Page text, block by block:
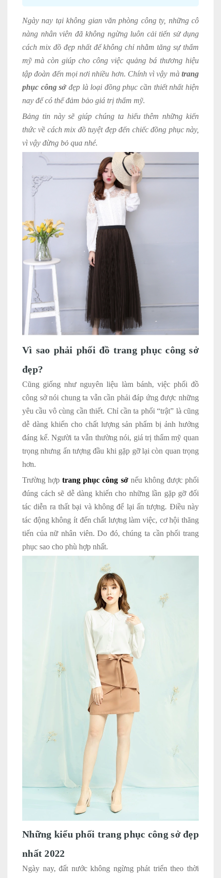
Ngày nay tại không gian văn phòng công ty, những cô
nàng nhân viên đã không ngừng luôn cải tiến sử dụng
cách mix đồ đẹp nhất để không chỉ nhằm tăng sự thẩm
mỹ mà còn giúp cho công việc quảng bá thương hiệu
tập đoàn đến mọi nơi nhiều hơn. Chính vì vậy mà trang
phục công sởđẹp là loại đồng phục cần thiết nhất hiện
nay để có thể đảm bảo giá trị thẩm mỹ.
Bảng tin này sẽ giúp chúng ta hiểu thêm những kiến
thức về cách mix đồ tuyệt đẹp đến chiếc đồng phục này,
vì vậy đừng bỏ qua nhé.
Vì sao phải phối đồ trang phục công sở
đẹp?
Cũng giống như nguyên liệu làm bánh, việc phối đồ
công sở nói chung ta vẫn cần phải đáp ứng được những
yêu cầu vô cùng cần thiết. Chỉ cần ta phối “trật” là cũng
dễ dàng khiến cho chất lượng sản phẩm bị ảnh hưởng
đáng kể. Người ta vẫn thường nói, giá trị thẩm mỹ quan
trọng nhưng ấn tượng đầu khi gặp gỡ lại còn quan trọng
hơn.
Trường hợptrang phục công sởnếu không được phối
đúng cách sẽ dễ dàng khiến cho những lần gặp gỡ đối
tác diễn ra thất bại và không để lại ấn tượng. Điều này
tác động không ít đến chất lượng làm việc, cơ hội thăng
tiến của nữ nhân viên. Do đó, chúng ta cần phối trang
phục sao cho phù hợp nhất.
Những kiểu phối trang phục công sở đẹp
nhất 2022
Ngày nay, đất nước không ngừng phát triển theo thời